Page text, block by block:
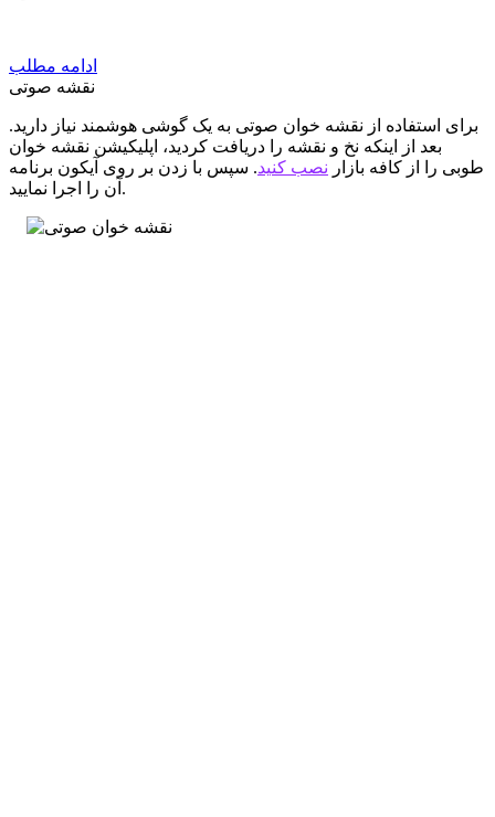
ادامه مطلب
نقشه صوتی
برای استفاده از نقشه خوان صوتی به یک گوشی هوشمند نیاز دارید.
بعد از اینکه نخ و نقشه را دریافت کردید، اپلیکیشن نقشه خوان
طوبی را از کافه بازار نصب کنید. سپس با زدن بر روی آیکون برنامه
آن را اجرا نمایید.